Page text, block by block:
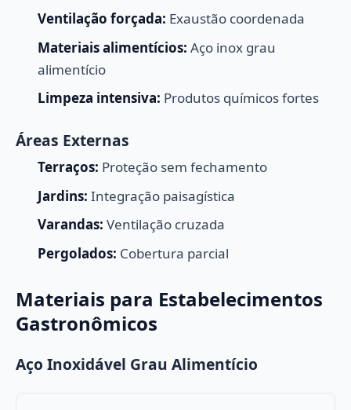
Ventilação forçada: Exaustão coordenada
Materiais alimentícios: Aço inox grau
alimentício
Limpeza intensiva: Produtos químicos fortes
Áreas Externas
Terraços: Proteção sem fechamento
Jardins: Integração paisagística
Varandas: Ventilação cruzada
Pergolados: Cobertura parcial
Materiais para Estabelecimentos
Gastronômicos
Aço Inoxidável Grau Alimentício